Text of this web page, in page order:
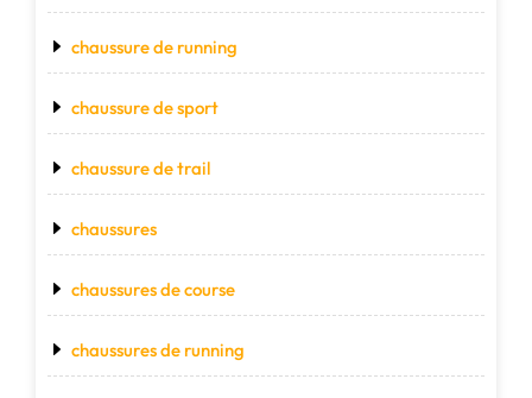
chaussure de running
chaussure de sport
chaussure de trail
chaussures
chaussures de course
chaussures de running